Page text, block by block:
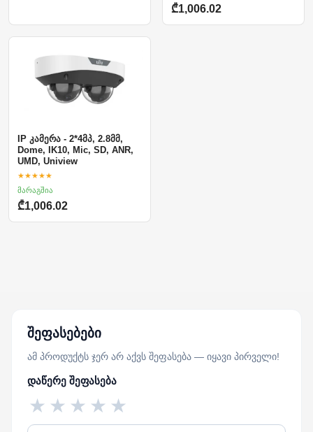
₾1,006.02
IP კამერა - 2*4მპ, 2.8მმ,
Dome, IK10, Mic, SD, ANR,
UMD, Uniview
★★★★★
მარაგშია
₾1,006.02
შეფასებები
ამ პროდუქტს ჯერ არ აქვს შეფასება — იყავი პირველი!
დაწერე შეფასება
★
★
★
★
★